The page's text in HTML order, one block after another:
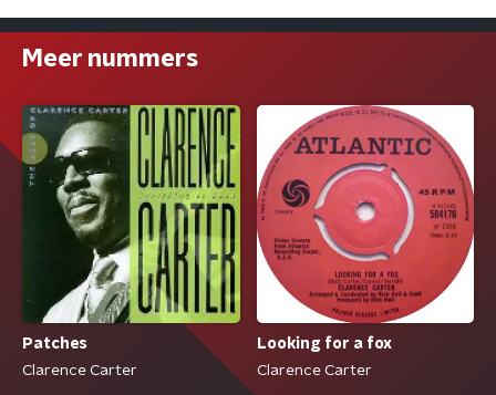
Meer nummers
Patches
Clarence Carter
Looking for a fox
Clarence Carter